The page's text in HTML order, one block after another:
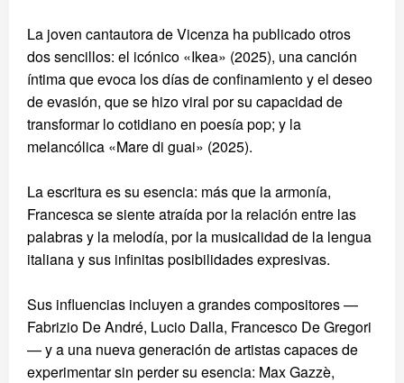
La joven cantautora de Vicenza ha publicado otros
dos sencillos: el icónico «Ikea» (2025), una canción
íntima que evoca los días de confinamiento y el deseo
de evasión, que se hizo viral por su capacidad de
transformar lo cotidiano en poesía pop; y la
melancólica «Mare di guai» (2025).
La escritura es su esencia: más que la armonía,
Francesca se siente atraída por la relación entre las
palabras y la melodía, por la musicalidad de la lengua
italiana y sus infinitas posibilidades expresivas.
Sus influencias incluyen a grandes compositores —
Fabrizio De André, Lucio Dalla, Francesco De Gregori
— y a una nueva generación de artistas capaces de
experimentar sin perder su esencia: Max Gazzè,